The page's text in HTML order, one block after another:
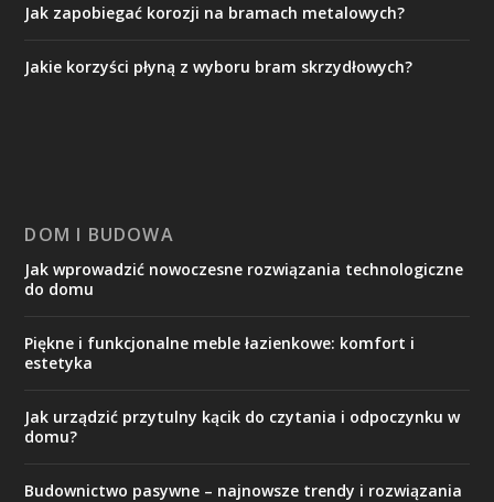
Jak zapobiegać korozji na bramach metalowych?
Jakie korzyści płyną z wyboru bram skrzydłowych?
DOM I BUDOWA
Jak wprowadzić nowoczesne rozwiązania technologiczne
do domu
Piękne i funkcjonalne meble łazienkowe: komfort i
estetyka
Jak urządzić przytulny kącik do czytania i odpoczynku w
domu?
Budownictwo pasywne – najnowsze trendy i rozwiązania